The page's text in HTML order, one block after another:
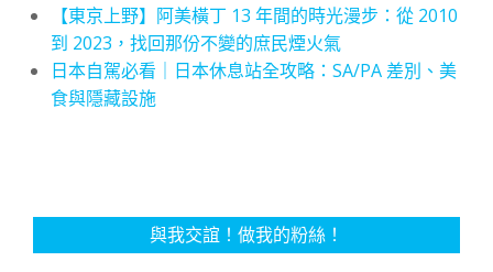
【東京上野】阿美橫丁 13 年間的時光漫步：從 2010
到 2023，找回那份不變的庶民煙火氣
日本自駕必看｜日本休息站全攻略：SA/PA 差別、美
食與隱藏設施
與我交誼！做我的粉絲！